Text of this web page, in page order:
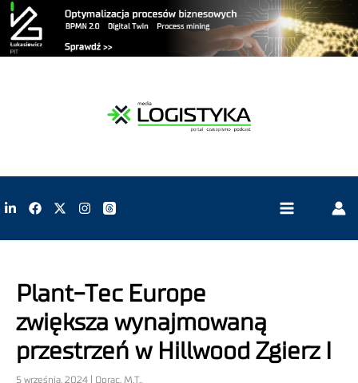
Plant-Tec Europe
zwiększa wynajmowaną
przestrzeń w Hillwood Zgierz I
5 września, 2024 | Oprac. M.T.,